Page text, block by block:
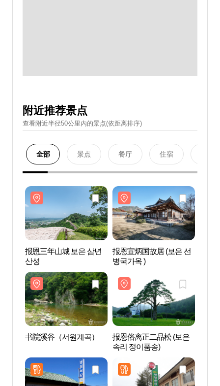
附近推荐景点
查看附近半径50公里內的景点(依距离排序)
全部 景点 餐厅 住宿
报恩三年山城 보은 삼년
산성
报恩宣炳国故居 (보은 선
병국가옥 )
书院溪谷（서원계곡）
报恩俗离正二品松 (보은
속리 정이품송)